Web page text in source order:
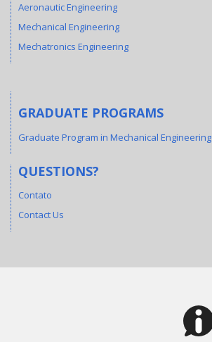
Aeronautic Engineering
Mechanical Engineering
Mechatronics Engineering
GRADUATE PROGRAMS
Graduate Program in Mechanical Engineering
QUESTIONS?
Contato
Contact Us